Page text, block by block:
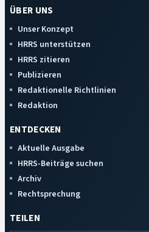
ÜBER UNS
Unser Konzept
HRRS unterstützen
HRRS zitieren
Publizieren
Redaktionelle Richtlinien
Redaktion
ENTDECKEN
Aktuelle Ausgabe
HRRS-Beiträge suchen
Archiv
Rechtsprechung
TEILEN